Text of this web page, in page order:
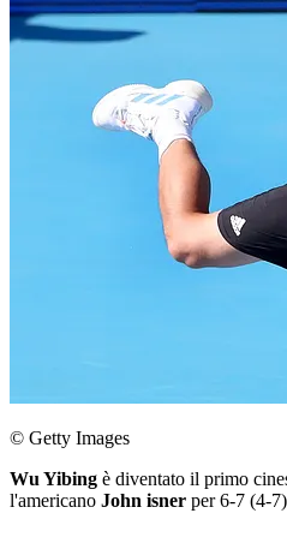
© Getty Images
Wu Yibing è diventato il primo
l'americano John isner per 6-7 (4-